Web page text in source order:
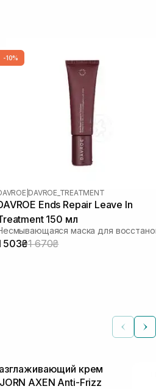
-10%
| DAVROE_TREATMENT
Ends Repair Leave In
150 мл
503₴1 670₴
крем
AXEN Anti-Frizz